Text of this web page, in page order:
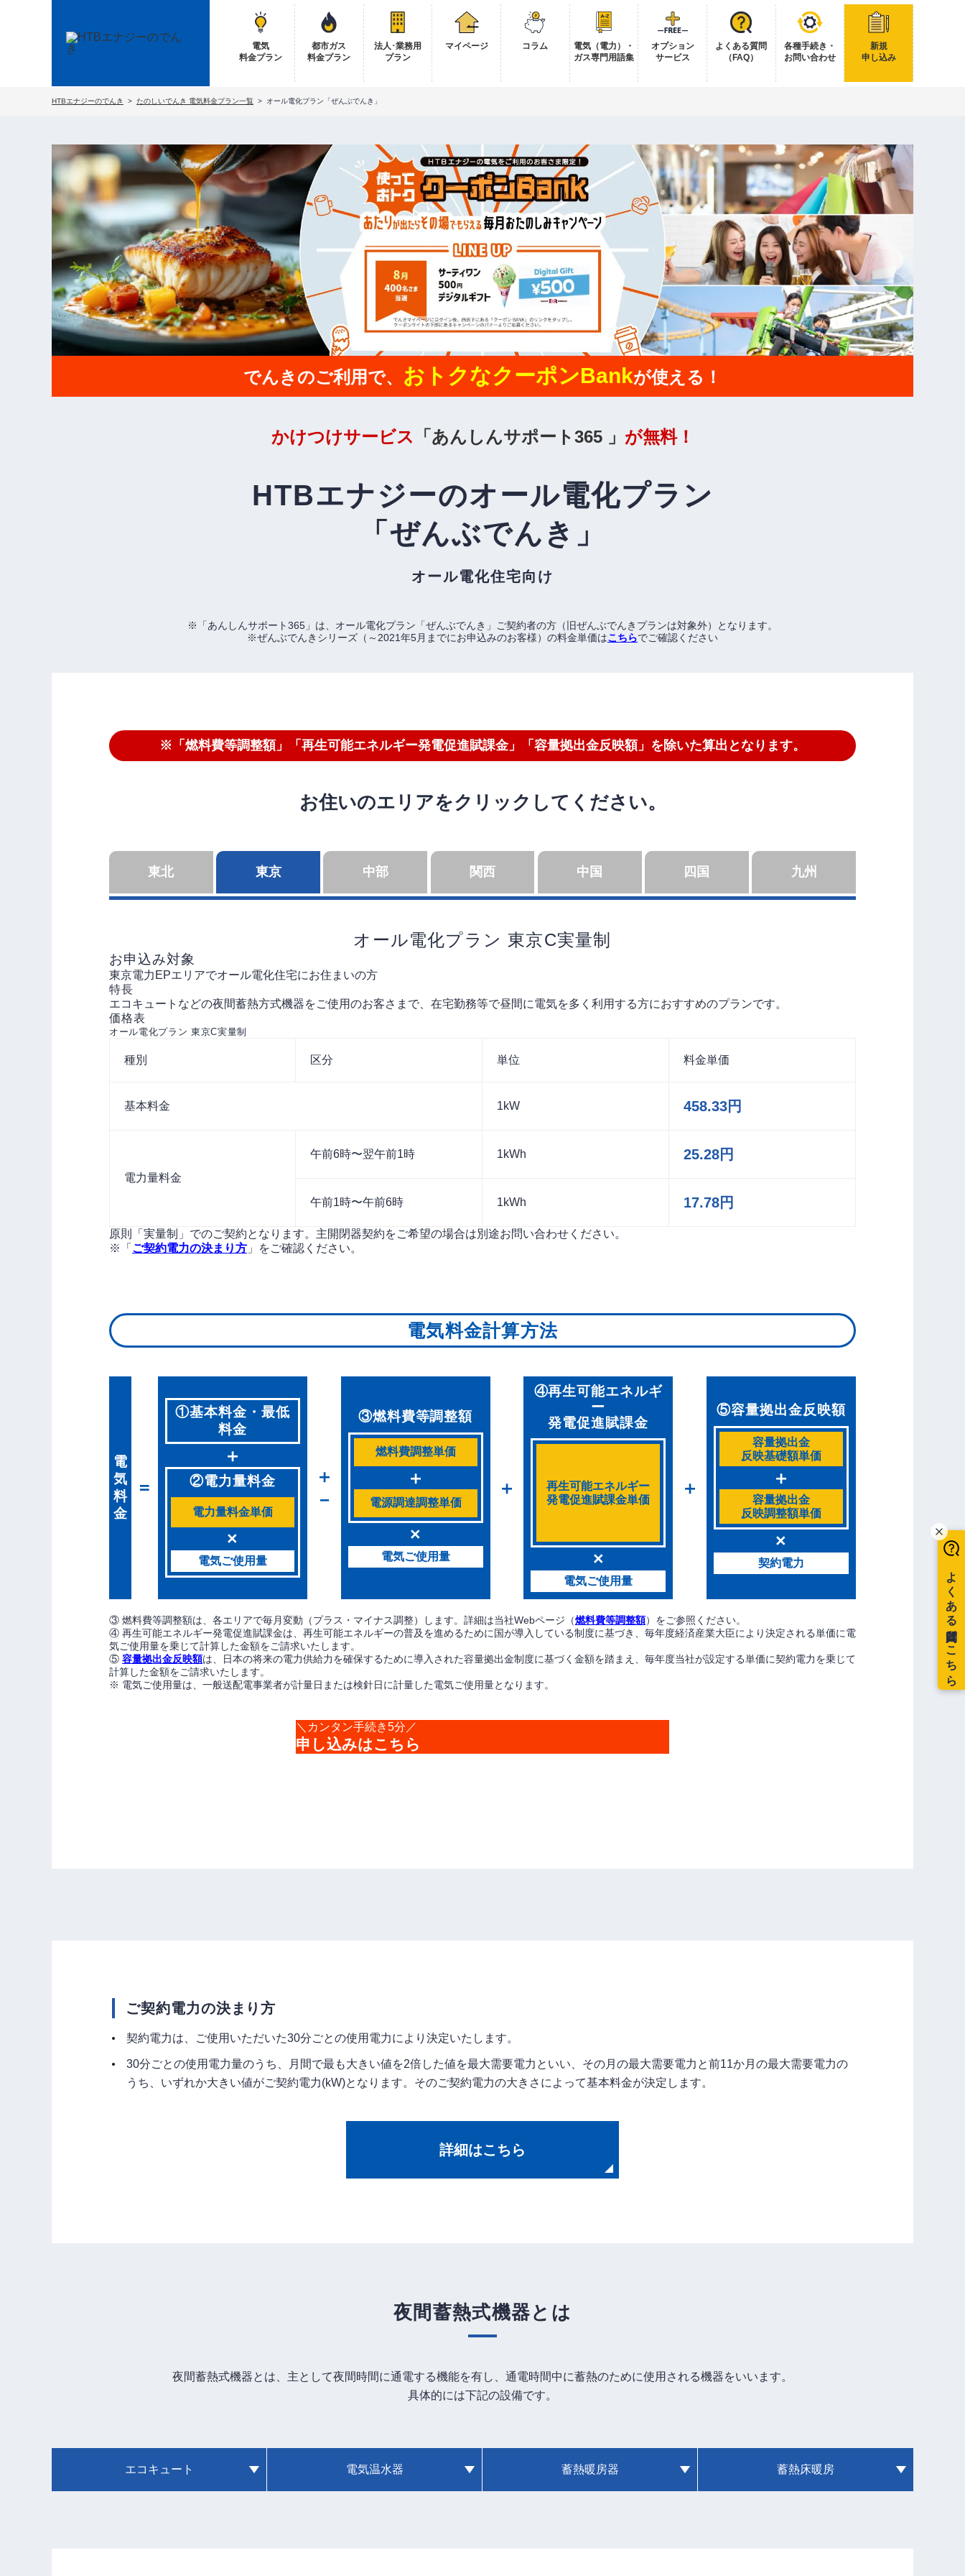
電気
料金プラン
都市ガス
料金プラン
法人･業務用
プラン
マイページ コラム
電気（電力）・
ガス専門用語集
オプション
サービス
よくある質問
（FAQ）
各種手続き・
お問い合わせ
新規
申し込み
HTBエナジーのでんき たのしいでんき 電気料金プラン一覧 オール電化プラン「ぜんぶでんき」
でんきのご利用で、 おトクなクーポンBankが使える！
かけつけサービス 「あんしんサポート365 」 が無料！
HTBエナジーのオール電化プラン
「ぜんぶでんき」
オール電化住宅向け
※「あんしんサポート365」は、オール電化プラン「ぜんぶでんき」ご契約者の方（旧ぜんぶでんきプランは対象外）となります。
※ぜんぶでんきシリーズ（～2021年5月までにお申込みのお客様）の料金単価はこちらでご確認ください
※「燃料費等調整額」「再生可能エネルギー発電促進賦課金」「容量拠出金反映額」を除いた算出となります。
お住いのエリアをクリックしてください。
東北 東京 中部 関西 中国 四国 九州
オール電化プラン 東京C実量制
お申込み対象
東京電力EPエリアでオール電化住宅にお住まいの方
特長
エコキュートなどの夜間蓄熱方式機器をご使用のお客さまで、在宅勤務等で昼間に電気を多く利用する方におすすめのプランです。
価格表
オール電化プラン 東京C実量制
種別 区分 単位 料金単価
基本料金 1kW 458.33円
電力量料金
午前6時〜翌午前1時 1kWh 25.28円
午前1時〜午前6時 1kWh 17.78円
原則「実量制」でのご契約となります。 主開閉器契約をご希望の場合は別途お問い合わせください。
※「 ご契約電力の決まり方 」をご確認ください。
電気料金計算方法
電
気
料
金
=
①基本料金・最低
料金
＋
②電力量料金
電力量料金単価
×
電気ご使用量
＋
－
③燃料費等調整額
燃料費調整単価
＋
電源調達調整単価
×
電気ご使用量
＋
④再生可能エネルギ
ー
発電促進賦課金
再生可能エネルギー
発電促進賦課金単価
×
電気ご使用量
＋
⑤容量拠出金反映額
容量拠出金
反映基礎額単価
＋
容量拠出金
反映調整額単価
×
契約電力
③ 燃料費等調整額は、各エリアで毎月変動（プラス・マイナス調整）します。詳細は当社Webページ（燃料費等調整額）をご参照ください。
④ 再生可能エネルギー発電促進賦課金は、再生可能エネルギーの普及を進めるために国が導入している制度に基づき、毎年度経済産業大臣により決定される単価に電
気ご使用量を乗じて計算した金額をご請求いたします。
⑤ 容量拠出金反映額は、日本の将来の電力供給力を確保するために導入された容量拠出金制度に基づく金額を踏まえ、毎年度当社が設定する単価に契約電力を乗じて
計算した金額をご請求いたします。
※ 電気ご使用量は、一般送配電事業者が計量日または検針日に計量した電気ご使用量となります。
＼カンタン手続き5分／
申し込みはこちら
ご契約電力の決まり方
契約電力は、ご使用いただいた30分ごとの使用電力により決定いたします。
30分ごとの使用電力量のうち、月間で最も大きい値を2倍した値を最大需要電力といい、その月の最大需要電力と前11か月の最大需要電力の
うち、いずれか大きい値がご契約電力(kW)となります。そのご契約電力の大きさによって基本料金が決定します。
詳細はこちら
夜間蓄熱式機器とは
夜間蓄熱式機器とは、主として夜間時間に通電する機能を有し、通電時間中に蓄熱のために使用される機器をいいます。
具体的には下記の設備です。
エコキュート 電気温水器 蓄熱暖房器 蓄熱床暖房